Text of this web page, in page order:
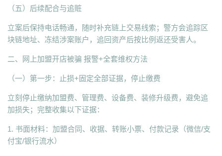
（五）后续配合与追赃
立案后保持电话畅通，随时补充链上交易线索；警方会追踪区
块链地址、冻结涉案账户，追回资产后按比例返还受害人。
二、网上加盟开店被骗 报警+全套维权方法
（一）第一步：止损+固定全部证据，停止缴费
立刻停止缴纳加盟费、管理费、设备费、装修升级费，避免追
加损失；完整收集以下证据：
1. 书面材料：加盟合同、收据、转账小票、付款记录（微信/支
付宝/银行流水）